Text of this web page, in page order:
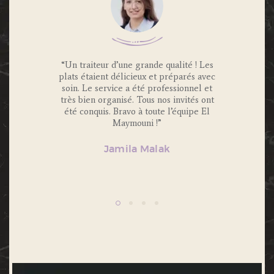
invités
“Un traiteur d’une grande qualité ! Les
plats étaient délicieux et préparés avec
soin. Le service a été professionnel et
très bien organisé. Tous nos invités ont
été conquis. Bravo à toute l’équipe El
Maymouni !”
Jamila Malak
“Nous